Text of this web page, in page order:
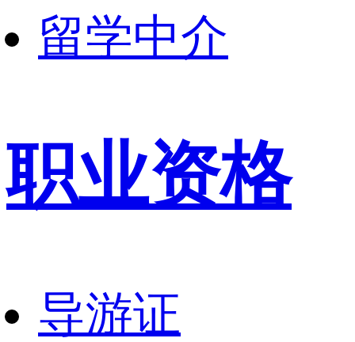
留学中介
职业资格
导游证